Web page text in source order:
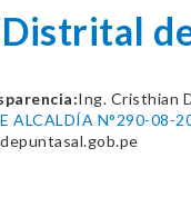
Ing. Cristhian
ALCALDÍA N°290-08-